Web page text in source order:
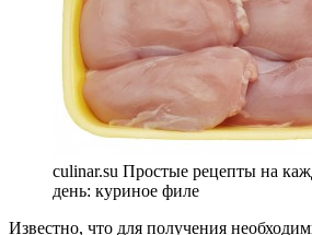
culinar.su Простые рецепты на
день: куриное филе
Известно, что для получения